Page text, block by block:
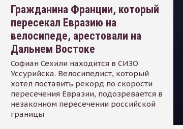
Гражданина Франции, который
пересекал Евразию на
велосипеде, арестовали на
Дальнем Востоке
Софиан Сехили находится в СИЗО
Уссурийска. Велосипедист, который
хотел поставить рекорд по скорости
пересечения Евразии, подозревается в
незаконном пересечении российской
границы